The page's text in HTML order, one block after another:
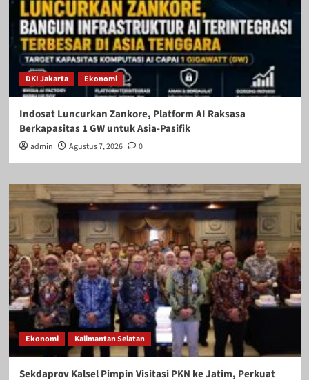
DKI Jakarta Ekonomi
Indosat Luncurkan Zankore, Platform AI Raksasa
Berkapasitas 1 GW untuk Asia-Pasifik
admin Agustus 7, 2026 0
Ekonomi Kalimantan Selatan
Sekdaprov Kalsel Pimpin Visitasi PKN ke Jatim, Perkuat